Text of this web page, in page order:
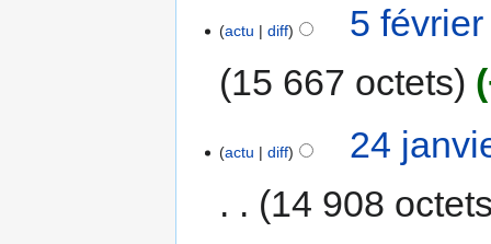
actu diff
5
15 667 octets
actu diff
24
14 908